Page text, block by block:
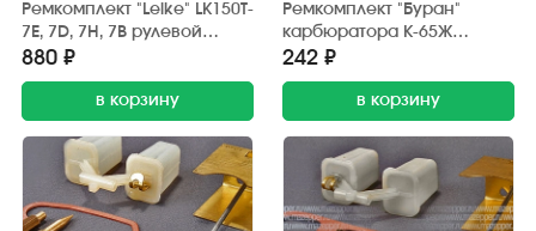
Ремкомплект "Leike" LK150T-
7E, 7D, 7H, 7B рулевой
колонки (подшипник - 2
шт. гайка - 2 шт.)
880 ₽
в корзину
Ремкомплект "Буран"
карбюратора К-65Ж
"MAZEPPER"
242 ₽
в корзину